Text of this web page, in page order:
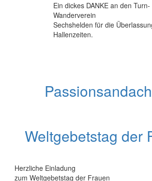
Ein dickes DANKE an den Turn-
Wanderverein
Sechshelden für die
Hallenzeiten.
Weltgebetstag der
Herzliche Einladung
zum Weltgebetstag der Frauen